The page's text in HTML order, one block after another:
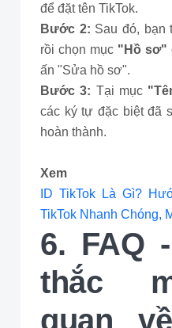
để đặt tên TikTok.
Bước 2: Sau đó, bạn
rồi chọn mục "Hồ sơ"
ấn "Sửa hồ sơ".
Bước 3: Tại mục
các ký tự đặc biệt đã
hoàn thành.
Xem
ID TikTok Là Gì?
TikTok Nhanh Chóng,
6. FAQ
thắc
quan